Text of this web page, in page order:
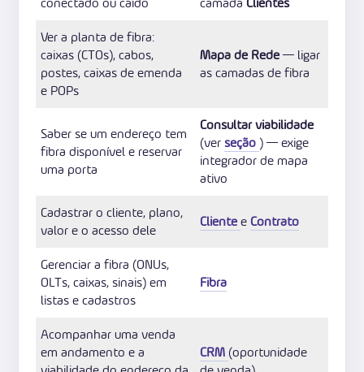
Ver a planta de fibra:
caixas (CTOs), cabos,
postes, caixas de emenda
e POPs
Mapa de Rede— ligar
as camadas de fibra
Saber se um endereço tem
fibra disponível e reservar
uma porta
Consultar viabilidade
(verseção ) — exige
integrador de mapa
ativo
Cadastrar o cliente, plano,
valor e o acesso dele
Clientee Contrato
Gerenciar a fibra (ONUs,
OLTs, caixas, sinais) em
listas e cadastros
Fibra
Acompanhar uma venda
em andamento e a
CRM (oportunidade